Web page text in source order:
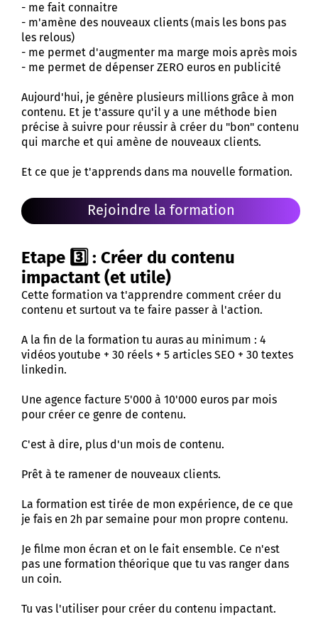
- me fait connaitre
- m'amène des nouveaux clients (mais les bons pas
les relous)
- me permet d'augmenter ma marge mois après mois
- me permet de dépenser ZERO euros en publicité
Aujourd'hui, je génère plusieurs millions grâce à mon
contenu. Et je t'assure qu'il y a une méthode bien
précise à suivre pour réussir à créer du "bon" contenu
qui marche et qui amène de nouveaux clients.
Et ce que je t'apprends dans ma nouvelle formation.
Rejoindre la formation
Etape 3️⃣ : Créer du contenu
impactant (et utile)
Cette formation va t'apprendre comment créer du
contenu et surtout va te faire passer à l'action.
A la fin de la formation tu auras au minimum : 4
vidéos youtube + 30 réels + 5 articles SEO + 30 textes
linkedin.
Une agence facture 5'000 à 10'000 euros par mois
pour créer ce genre de contenu.
C'est à dire, plus d'un mois de contenu.
Prêt à te ramener de nouveaux clients.
La formation est tirée de mon expérience, de ce que
je fais en 2h par semaine pour mon propre contenu.
Je filme mon écran et on le fait ensemble. Ce n'est
pas une formation théorique que tu vas ranger dans
un coin.
Tu vas l'utiliser pour créer du contenu impactant.